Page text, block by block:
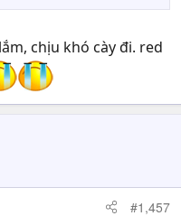
chịu khó cày đi. red
#1,457